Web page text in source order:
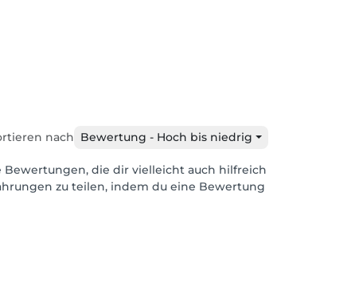
nach Bewertung - Hoch bis niedrig
Bewertungen, die dir vielleicht auch hilfreich
zu teilen, indem du eine Bewertung